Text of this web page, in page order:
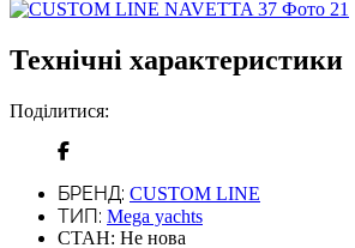
Технічні характеристики
Поділитися:
БРЕНД: CUSTOM LINE
ТИП: Mega yachts
СТАН: Не нова